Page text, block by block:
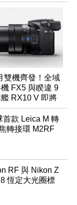
雙機齊發！全域
FX5 與睽違 9
RX10 V 即將
首款 Leica M 轉
轉接環 M2RF
RF 與 Nikon Z
恆定大光圈標